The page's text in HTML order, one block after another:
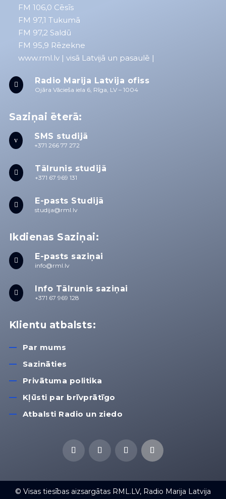
FM 106,0 Cēsīs
FM 97,1 Tukumā
FM 97,2 Saldū
FM 95,9 Rēzekne
www.rml.lv| visā Latvijā un pasaulē |
 Radio Marija Latvija ofiss
Ojāra Vācieša iela 6, Rīga, LV – 1004
Saziņai ēterā:
v SMS studijā
+371 266 77 272
 Tālrunis studijā
+371 67 969 131
 E-pasts Studijā
studija@rml.lv
Ikdienas Saziņai:
 E-pasts saziņai
info@rml.lv
 Info Tālrunis saziņai
+371 67 969 128
Klientu atbalsts:
Par mums
Sazināties
Privātuma politika
Kļūsti par brīvprātīgo
Atbalsti Radio un ziedo
© Visas tiesības aizsargātas RML.LV, Radio Marija Latvija